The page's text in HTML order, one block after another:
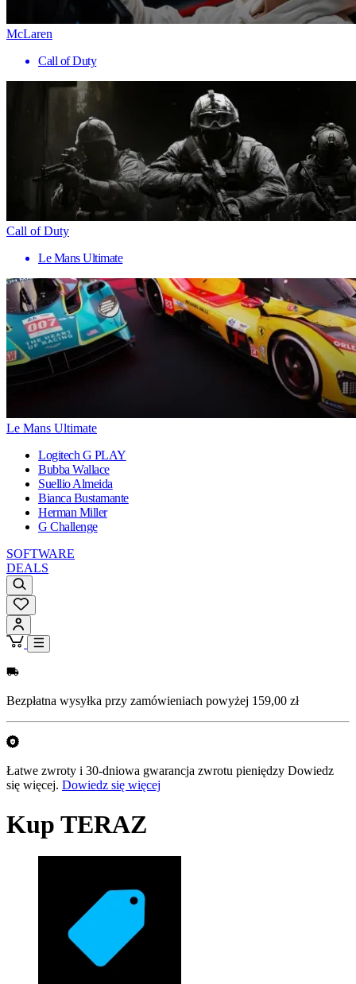
McLaren
Call of Duty
Call of Duty
Le Mans Ultimate
Le Mans Ultimate
Logitech G PLAY
Bubba Wallace
Suellio Almeida
Bianca Bustamante
Herman Miller
G Challenge
SOFTWARE
DEALS
Bezpłatna wysyłka przy zamówieniach powyżej 159,00 zł
Łatwe zwroty i 30-dniowa gwarancja zwrotu pieniędzy Dowiedz
się więcej. Dowiedz się więcej
Kup TERAZ